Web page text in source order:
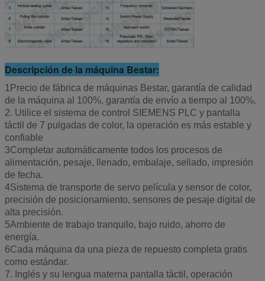
Descripción de la máquina Bestar:
1Precio de fábrica de máquinas Bestar, garantía de calidad
de la máquina al 100%, garantía de envío a tiempo al 100%.
2. Utilice el sistema de control SIEMENS PLC y pantalla
táctil de 7 pulgadas de color, la operación es más estable y
confiable
3Completar automáticamente todos los procesos de
alimentación, pesaje, llenado, embalaje, sellado, impresión
de fecha.
4Sistema de transporte de servo película y sensor de color,
precisión de posicionamiento, sensores de pesaje digital de
alta precisión.
5Ambiente de trabajo tranquilo, bajo ruido, ahorro de
energía.
6Cada máquina da una pieza de repuesto completa gratis
como estándar.
7. Inglés y su lengua materna pantalla táctil, operación